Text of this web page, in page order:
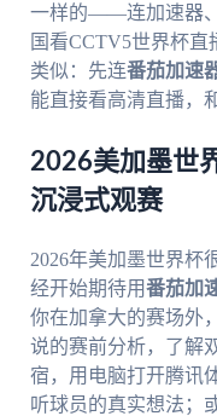
一样的——连加速器
国看CCTV5世界杯
类似：先连番茄加速
能直接看高清直播，
2026美加墨世
沉浸式观赛
2026年美加墨世界杯
经开始期待用番茄加
你在加拿大的赛场外
说的赛前分析，了解
宿，用电脑打开腾讯
听球员的真实想法；